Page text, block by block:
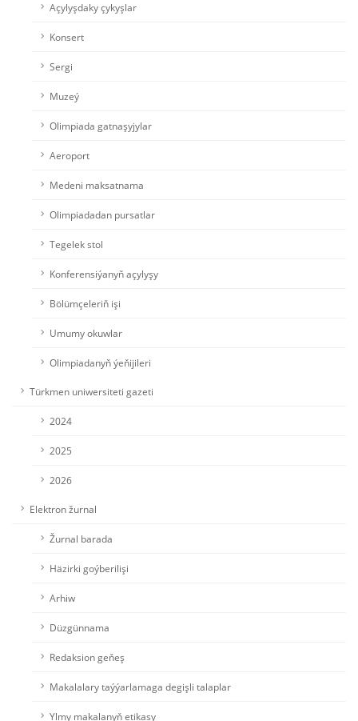
Açylyşdaky çykyşlar
Konsert
Sergi
Muzeý
Olimpiada gatnaşyjylar
Aeroport
Medeni maksatnama
Olimpiadadan pursatlar
Tegelek stol
Konferensiýanyň açylyşy
Bölümçeleriň işi
Umumy okuwlar
Olimpiadanyň ýeňijileri
Türkmen uniwersiteti gazeti
2024
2025
2026
Elektron žurnal
Žurnal barada
Häzirki goýberilişi
Arhiw
Düzgünnama
Redaksion geňeş
Makalalary taýýarlamaga degişli talaplar
Ylmy makalanyň etikasy